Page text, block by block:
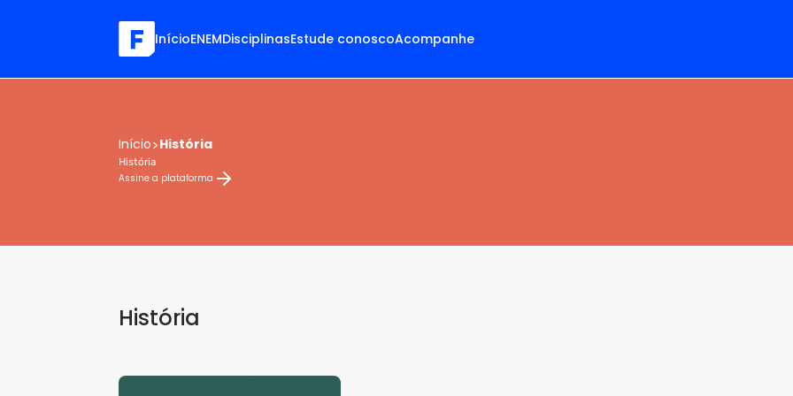
InícioENEMDisciplinasEstude conoscoAcompanhe
Início>História
História
Assine a plataforma
História